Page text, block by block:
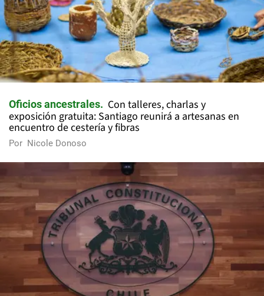
Oficios ancestrales
Con talleres, charlas y
exposición gratuita: Santiago reunirá a artesanas en
encuentro de cestería y fibras
Por Nicole Donoso